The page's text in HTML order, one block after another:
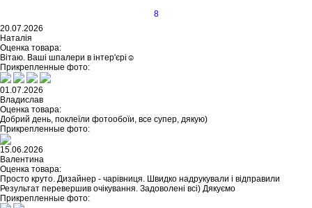
8
20.07.2026
Наталія
Оценка товара:
Вітаю. Ваші шпалери в інтер'єрі☺️
Прикрепленные фото:
01.07.2026
Владислав
Оценка товара:
Добрий день, поклеїли фотообоїи, все супер, дякую)
Прикрепленные фото:
15.06.2026
Валентина
Оценка товара:
Просто круто. Дизайнер - чарівниця. Швидко надрукували і відправили
Результат перевершив очікування. Задоволені всі) Дякуємо
Прикрепленные фото: